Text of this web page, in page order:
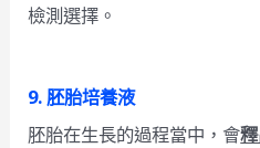
檢測選擇。
9. 胚胎培養液
胚胎在生長的過程當中，會